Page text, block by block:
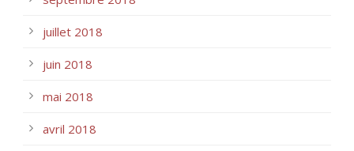
juillet 2018
juin 2018
mai 2018
avril 2018